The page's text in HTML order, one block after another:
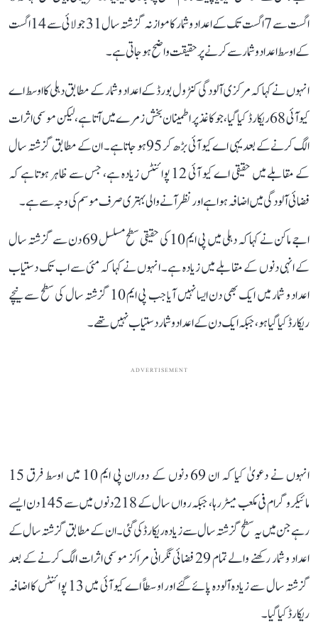
اگست سے 7 اگست تک کے اعداد و شمار کا موازنہ گزشتہ سال 31 جولائی سے 14 اگست
کے اوسط اعداد و شمار سے کرنے پر حقیقت واضح ہو جاتی ہے۔
انہوں نے کہا کہ مرکزی آلودگی کنٹرول بورڈ کے اعداد و شمار کے مطابق دہلی کا اوسط اے
کیو آئی 68 ریکارڈ کیا گیا، جو کاغذ پر اطمینان بخش زمرے میں آتا ہے، لیکن موسمی اثرات
الگ کرنے کے بعد یہی اے کیو آئی بڑھ کر 95 ہو جاتا ہے۔ ان کے مطابق گزشتہ سال
کے مقابلے میں حقیقی اے کیو آئی 12 پوائنٹس زیادہ ہے، جس سے ظاہر ہوتا ہے کہ
فضائی آلودگی میں اضافہ ہوا ہے اور نظر آنے والی بہتری صرف موسم کی وجہ سے ہے۔
اجے ماکن نے کہا کہ دہلی میں پی ایم 10 کی حقیقی سطح مسلسل 69 دن سے گزشتہ سال
کے انہی دنوں کے مقابلے میں زیادہ ہے۔ انہوں نے کہا کہ مئی سے اب تک دستیاب
اعداد و شمار میں ایک بھی دن ایسا نہیں آیا جب پی ایم 10 گزشتہ سال کی سطح سے نیچے
ریکارڈ کیا گیا ہو، جبکہ ایک دن کے اعداد و شمار دستیاب نہیں تھے۔
ADVERTISEMENT
انہوں نے دعویٰ کیا کہ ان 69 دنوں کے دوران پی ایم 10 میں اوسط فرق 15
مائیکروگرام فی مکعب میٹر رہا، جبکہ رواں سال کے 218 دنوں میں سے 145 دن ایسے
رہے جن میں یہ سطح گزشتہ سال سے زیادہ ریکارڈ کی گئی۔ ان کے مطابق گزشتہ سال کے
اعداد و شمار رکھنے والے تمام 29 فضائی نگرانی مراکز موسمی اثرات الگ کرنے کے بعد
گزشتہ سال سے زیادہ آلودہ پائے گئے اور اوسطاً اے کیو آئی میں 13 پوائنٹس کا اضافہ
ریکارڈ کیا گیا۔